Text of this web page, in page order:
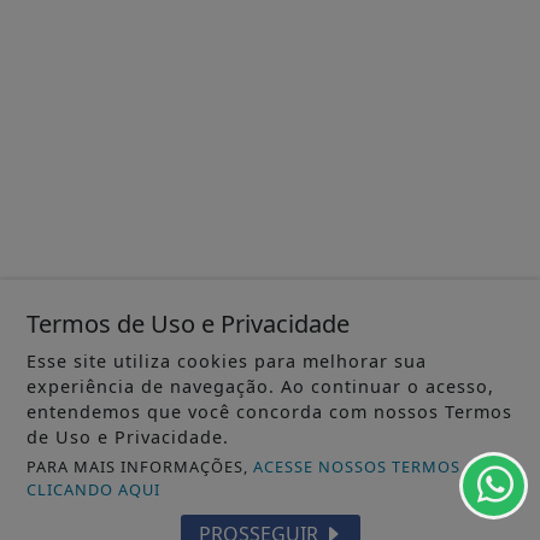
Termos de Uso e Privacidade
Esse site utiliza cookies para melhorar sua
experiência de navegação. Ao continuar o acesso,
entendemos que você concorda com nossos Termos
de Uso e Privacidade.
PARA MAIS INFORMAÇÕES,ACESSE NOSSOS TERMOS
CLICANDO AQUI
PROSSEGUIR